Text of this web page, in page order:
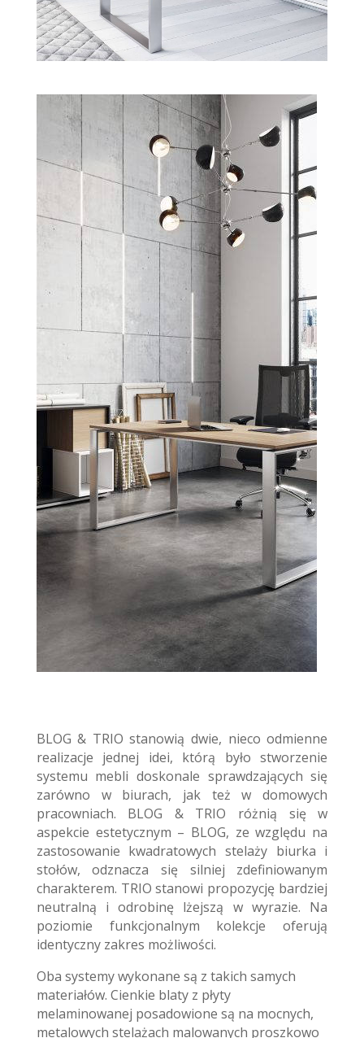
BLOG & TRIO stanowią dwie, nieco odmienne
realizacje jednej idei, którą było stworzenie
systemu mebli doskonale sprawdzających się
zarówno w biurach, jak też w domowych
pracowniach. BLOG & TRIO różnią się w
aspekcie estetycznym – BLOG, ze względu na
zastosowanie kwadratowych stelaży biurka i
stołów, odznacza się silniej zdefiniowanym
charakterem. TRIO stanowi propozycję bardziej
neutralną i odrobinę lżejszą w wyrazie. Na
poziomie funkcjonalnym kolekcje oferują
identyczny zakres możliwości.
Oba systemy wykonane są z takich samych
materiałów. Cienkie blaty z płyty
melaminowanej posadowione są na mocnych,
metalowych stelażach malowanych proszkowo